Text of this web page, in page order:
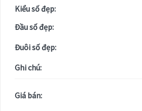
Kiểu số đẹp:
Đầu số đẹp:
Đuôi số đẹp:
Ghi chú:
Giá bán: